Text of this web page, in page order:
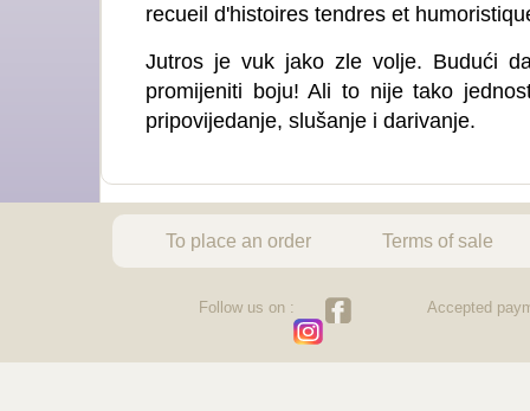
recueil d'histoires tendres et
Jutros je vuk jako zle volje. Budući
promijeniti boju! Ali to nije tako
pripovijedanje, slušanje i darivanje.
To place an order Terms of sale
Follow us on : Accepted